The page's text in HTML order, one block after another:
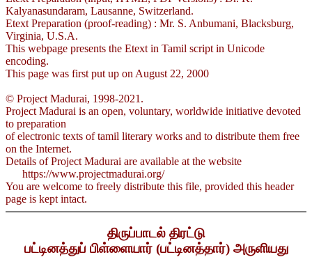
Kalyanasundaram, Lausanne, Switzerland.
Etext Preparation (proof-reading) : Mr. S. Anbumani, Blacksburg,
Virginia, U.S.A.
This webpage presents the Etext in Tamil script in Unicode
encoding.
This page was first put up on August 22, 2000
© Project Madurai, 1998-2021.
Project Madurai is an open, voluntary, worldwide initiative devoted
to preparation
of electronic texts of tamil literary works and to distribute them free
on the Internet.
Details of Project Madurai are available at the website
https://www.projectmadurai.org/
You are welcome to freely distribute this file, provided this header
page is kept intact.
திருப்பாடல் திரட்டு
பட்டினத்துப் பிள்ளையார் (பட்டினத்தார்) அருளியது